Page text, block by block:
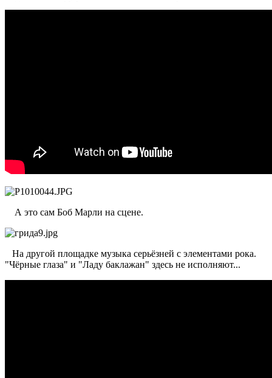
А это сам Боб Марли на сцене.
На другой площадке музыка серьёзней с элементами рока.
"Чёрные глаза" и "Ладу баклажан" здесь не исполняют...